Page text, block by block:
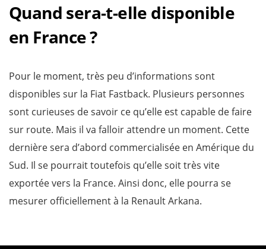
Quand sera-t-elle disponible
en France ?
Pour le moment, très peu d’informations sont
disponibles sur la Fiat Fastback. Plusieurs personnes
sont curieuses de savoir ce qu’elle est capable de faire
sur route. Mais il va falloir attendre un moment. Cette
dernière sera d’abord commercialisée en Amérique du
Sud. Il se pourrait toutefois qu’elle soit très vite
exportée vers la France. Ainsi donc, elle pourra se
mesurer officiellement à la Renault Arkana.